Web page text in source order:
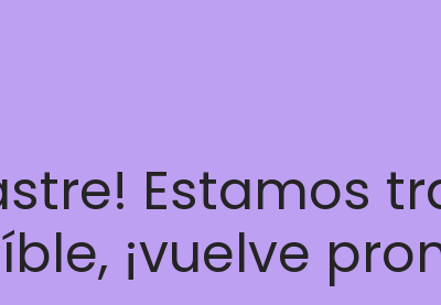
Estamos
¡vuelve